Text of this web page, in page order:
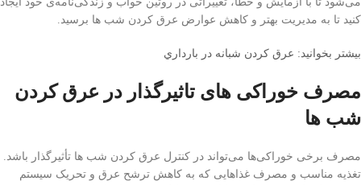
کنید تا به مدیریت بهتر و کاهش عوارض عرق کردن شب ها برسید.
بیشتر بخوانید: عرق كردن شبانه در بارداري
مصرف خوراکی های تاثیرگذار در عرق کردن
شب ها
مصرف برخی خوراکی‌ها می‌تواند در کنترل عرق کردن شب ها تأثیرگذار باشد.
تغذیه مناسب و مصرف غذاهایی که به کاهش ترشح عرق و تحریک سیستم